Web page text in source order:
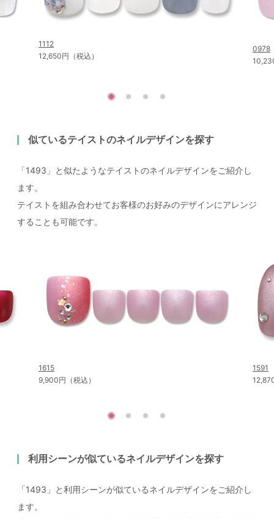
1112
12,650円（税込）
0978
似ているテイストのネイルデザインを探す
「1493」と似たようなテイストのネイルデザインをご紹介し
ます。
テイストを組み合わせてお客様のお好みのデザインにアレンジ
することも可能です。
1615
9,900円（税込）
1591
利用シーンが似ているネイルデザインを探す
「1493」と利用シーンが似ているネイルデザインをご紹介し
ます。